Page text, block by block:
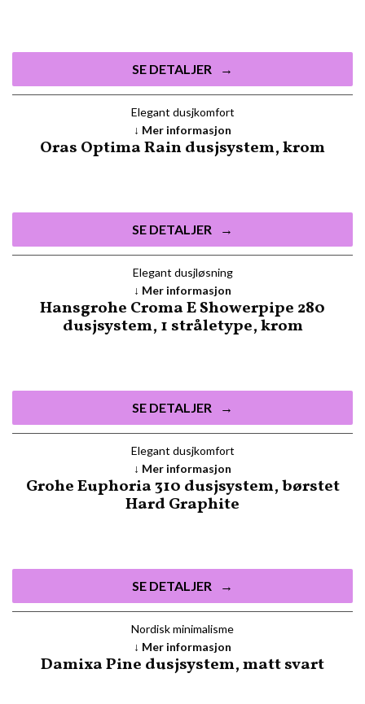
SE DETALJER
Elegant dusjkomfort
Oras Optima Rain dusjsystem, krom
SE DETALJER
Mer informasjon
Elegant dusjløsning
Hansgrohe Croma E Showerpipe 280
dusjsystem, 1 stråletype, krom
SE DETALJER
Mer informasjon
Elegant dusjkomfort
Grohe Euphoria 310 dusjsystem, børstet
Hard Graphite
SE DETALJER
Mer informasjon
Nordisk minimalisme
Damixa Pine dusjsystem, matt svart
Mer informasjon